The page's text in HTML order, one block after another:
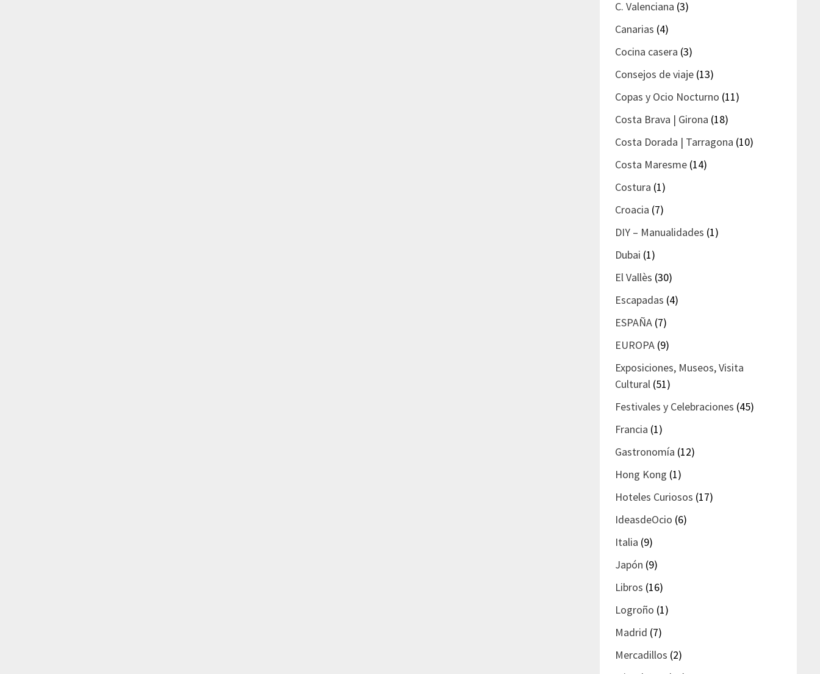
C. Valenciana (3)
Canarias (4)
Cocina casera (3)
Consejos de viaje (13)
Copas y Ocio Nocturno (11)
Costa Brava | Girona (18)
Costa Dorada | Tarragona (10)
Costa Maresme (14)
Costura (1)
Croacia (7)
DIY – Manualidades (1)
Dubai (1)
El Vallès (30)
Escapadas (4)
ESPAÑA (7)
EUROPA (9)
Exposiciones, Museos, Visita
Cultural (51)
Festivales y Celebraciones (45)
Francia (1)
Gastronomía (12)
Hong Kong (1)
Hoteles Curiosos (17)
IdeasdeOcio (6)
Italia (9)
Japón (9)
Libros (16)
Logroño (1)
Madrid (7)
Mercadillos (2)